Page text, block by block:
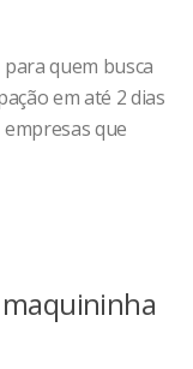
quem busca
em até 2 dias
que
maquininha